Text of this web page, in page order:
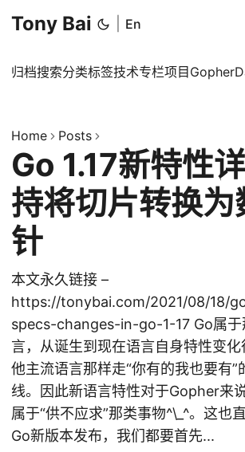
Tony Bai En
归档搜索分类标签技术专栏项目
Home Posts
Go 1.17新特性
持将切片转换为
针
本文永久链接 –
https://tonybai.com/2021/08/18/
specs-changes-in-go-1-17 Go属于
言，从诞生到现在语言自身特性变
他主流语言那样走“你有的我也要有”
线。因此新语言特性对于Gopher来说
属于“供不应求”那类事物^\_^。这也
Go新版本发布，我们都要首先...